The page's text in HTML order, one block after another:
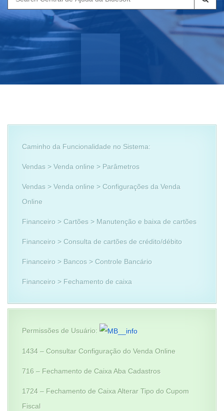
for:
Caminho da Funcionalidade no Sistema:
Vendas > Venda online > Parâmetros
Vendas > Venda online > Configurações da Venda
Online
Financeiro > Cartões > Manutenção e baixa de cartões
Financeiro > Consulta de cartões de crédito/débito
Financeiro > Bancos > Controle Bancário
Financeiro > Fechamento de caixa
Permissões de Usuário:
1434 – Consultar Configuração do Venda Online
716 – Fechamento de Caixa Aba Cadastros
1724 – Fechamento de Caixa Alterar Tipo do Cupom
Fiscal